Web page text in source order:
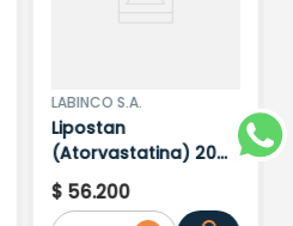
LABINCO S.A.
Lipostan
(Atorvastatina) 20
Mg X30 Tabletas
$ 56.200